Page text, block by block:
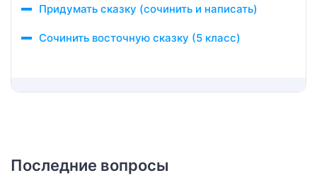
Придумать сказку (сочинить и написать)
Сочинить восточную сказку (5 класс)
Последние вопросы